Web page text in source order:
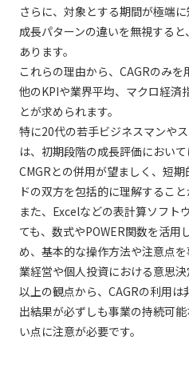
さらに、対象とする期間が極端
成長パターンの違いを無視する
あります。
これらの理由から、CAGRのみ
他のKPIや業界平均、マクロ経済
とが求められます。
特に20代の若手ビジネスマンや
は、初期段階の成長評価におい
CMGRとの併用が望ましく、短
ドの双方を包括的に理解すること
また、Excelなどの表計算ソフト
ても、数式やPOWER関数を活用
め、基本的な操作方法や注意点
業経営や個人投資における意思決
以上の観点から、CAGRの利用
出結果が必ずしも事業の持続可
い点に注意が必要です。